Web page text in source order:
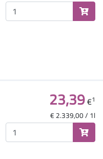
23,39€1
€ 2.339,00 / 1l